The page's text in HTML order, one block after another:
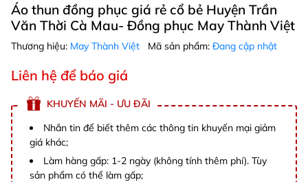
Áo thun đồng phục giá rẻ cổ bẻ Huyện Trần
Văn Thời Cà Mau- Đồng phục May Thành Việt
Thương hiệu: May Thành Việt Mã sản phẩm: Đang cập nhật
Liên hệ để báo giá
KHUYẾN MÃI - ƯU ĐÃI
Nhắn tin để biết thêm các thông tin khuyến mại giảm
giá khác;
Làm hàng gấp: 1-2 ngày (không tính thêm phí). Tùy
sản phẩm có thể làm gấp;